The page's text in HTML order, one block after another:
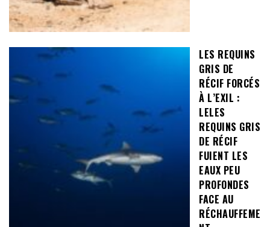
LES REQUINS
GRIS DE
RÉCIF FORCÉS
À L’EXIL :
LELES
REQUINS GRIS
DE RÉCIF
FUIENT LES
EAUX PEU
PROFONDES
FACE AU
RÉCHAUFFEME